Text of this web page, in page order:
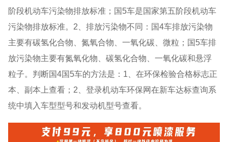
阶段机动车污染物排放标准；国5车是国家第五阶段机动车
污染物排放标准。2、排放污染物不同：国4车排放污染物
主要有碳氢化合物、氮氧合物、一氧化碳、微粒；国5车排
放污染物主要有氮氧化物、碳氢化合物、一氧化碳和悬浮
粒子。判断国4国5车的方法是：1、在环保检验合格标志正
本、副本上查看；2、登录机动车环保网在新车达标查询系
统中填入车型型号和发动机型号查看。